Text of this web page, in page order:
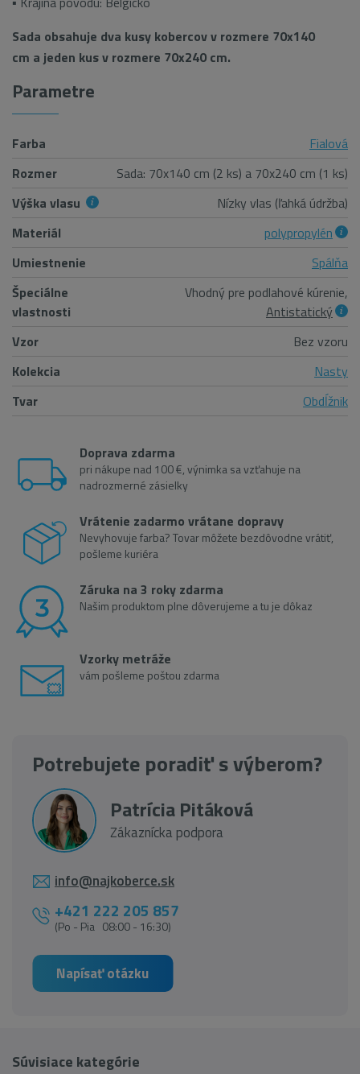
Sada obsahuje dva kusy kobercov v rozmere 70x140
cm a jeden kus v rozmere 70x240 cm.
Parametre
Farba
Fialová
Rozmer
Sada: 70x140 cm (2 ks) a 70x240 cm (1 ks)
Výška vlasu
Nízky vlas (ľahká údržba)
Materiál
polypropylén
Umiestnenie
Spálňa
Špeciálne
vlastnosti
Vhodný pre podlahové kúrenie,
Antistatický
Vzor
Bez vzoru
Kolekcia
Nasty
Tvar
Obdĺžnik
Doprava zdarma
pri nákupe nad 100 €, výnimka sa vzťahuje na
nadrozmerné zásielky
Vrátenie zadarmo vrátane dopravy
Nevyhovuje farba? Tovar môžete bezdôvodne vrátiť,
pošleme kuriéra
Záruka na 3 roky zdarma
Našim produktom plne dôverujeme a tu je dôkaz
Vzorky metráže
vám pošleme poštou zdarma
Potrebujete poradiť s výberom?
Patrícia Pitáková
Zákaznícka podpora
info@najkoberce.sk
+421 222 205 857
(Po - Pia 08:00 - 16:30)
Napísať otázku
Súvisiace kategórie